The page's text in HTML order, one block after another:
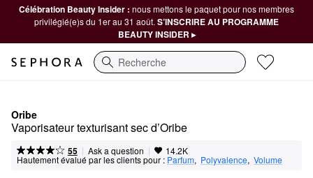
Célébration Beauty Insider : nous mettons le paquet pour nos membres
privilégié(e)s du 1er au 31 août. S’INSCRIRE AU PROGRAMME
BEAUTY INSIDER ▸
Recherche
Oribe
Vaporisateur texturisant sec d’Oribe
55 | Ask a question | 14.2K
Hautement évalué par les clients pour : Parfum, Polyvalence, Volume